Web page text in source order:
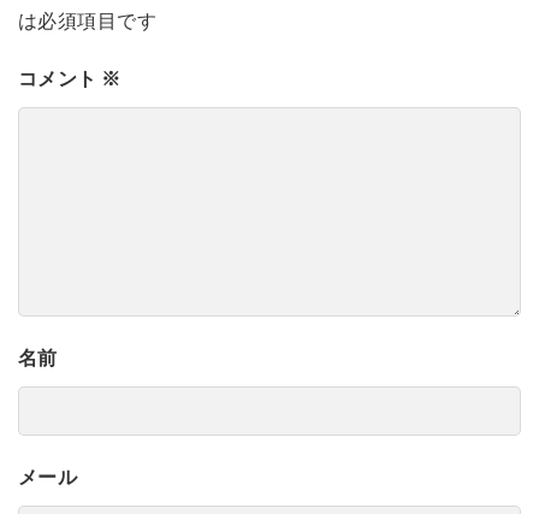
は必須項目です
コメント ※
名前
メール